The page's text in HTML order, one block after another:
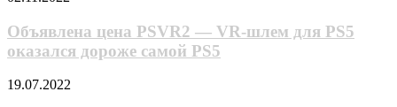
в
«Гарфилда
в
PSVR2 —
VR-
шлем
PS5
Объявлена цена PSVR2 — VR-шлем для PS5
оказался дороже самой PS5
«Нецензурный»
19.07.2022